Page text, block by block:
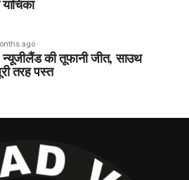
ago
न्यूजीलैंड की तूफानी जीत, साउथ
तरह पस्त